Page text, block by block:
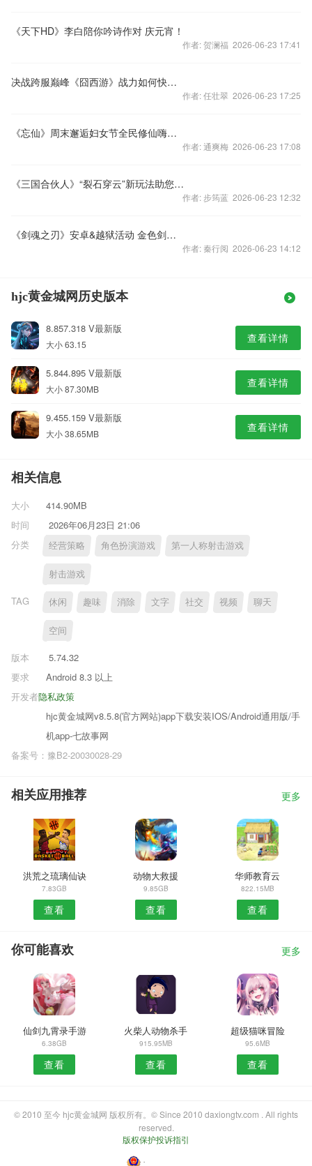
《天下HD》李白陪你吟诗作对 庆元宵！
作者: 贺澜福 2026-06-23 17:41
决战跨服巅峰《囧西游》战力如何快速提升
作者: 任壮翠 2026-06-23 17:25
《忘仙》周末邂逅妇女节全民修仙嗨翻天
作者: 通爽梅 2026-06-23 17:08
《三国合伙人》“裂石穿云”新玩法助您称霸三合
作者: 步筠蓝 2026-06-23 12:32
《剑魂之刃》安卓&越狱活动 金色剑魂Duang
作者: 秦行阅 2026-06-23 14:12
hjc黄金城网历史版本
8.857.318 V最新版
大小 63.15 查看详情
5.844.895 V最新版
大小 87.30MB 查看详情
9.455.159 V最新版
大小 38.65MB 查看详情
相关信息
大小
414.90MB
时间
2026年06月23日 21:06
分类
经营策略 角色扮演游戏 第一人称射击游戏
射击游戏
TAG 休闲 趣味 消除 文字 社交 视频 聊天
空间
版本
5.74.32
要求
Android 8.3 以上
隐私政策
开发者
hjc黄金城网v8.5.8(官方网站)app下载安装IOS/Android通用版/手
机app-七故事网
备案号：豫B2-20030028-29
相关应用推荐 更多
洪荒之琉璃仙诀
7.83GB
查看
动物大救援
9.85GB
查看
华师教育云
822.15MB
查看
你可能喜欢 更多
仙剑九霄录手游
6.38GB
查看
火柴人动物杀手
915.95MB
查看
超级猫咪冒险
95.6MB
查看
© 2010 至今 hjc黄金城网 版权所有。© Since 2010 daxiongtv.com . All rights
reserved.
版权保护投诉指引
・